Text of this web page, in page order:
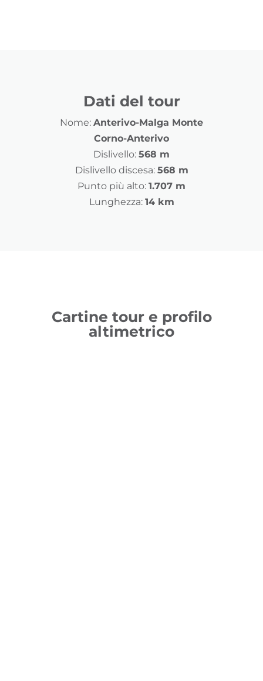
Dati del tour
Nome: Anterivo-Malga Monte
Corno-Anterivo
Dislivello: 568 m
Dislivello discesa: 568 m
Punto più alto: 1.707 m
Lunghezza: 14 km
Cartine tour e profilo
altimetrico